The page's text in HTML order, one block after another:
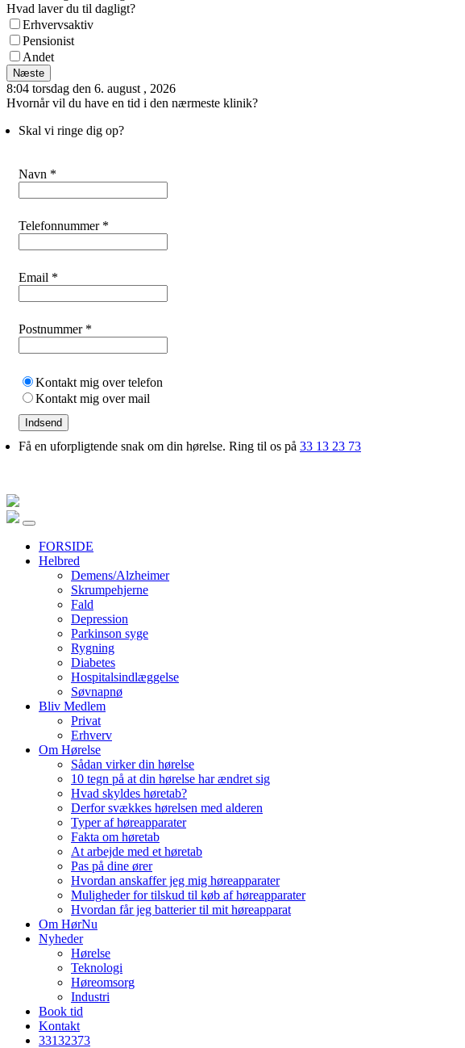
Hvad laver du til dagligt?
Erhvervsaktiv
Pensionist
Andet
Næste
8:04 torsdag den 6. august , 2026
Hvornår vil du have en tid i den nærmeste klinik?
Skal vi ringe dig op?
Navn *
Telefonnummer *
Email *
Postnummer *
Kontakt mig over telefon
Kontakt mig over mail
Indsend
Få en uforpligtende snak om din hørelse. Ring til os på 33 13 23 73
FORSIDE
Helbred
Demens/Alzheimer
Skrumpehjerne
Fald
Depression
Parkinson syge
Rygning
Diabetes
Hospitalsindlæggelse
Søvnapnø
Bliv Medlem
Privat
Erhverv
Om Hørelse
Sådan virker din hørelse
10 tegn på at din hørelse har ændret sig
Hvad skyldes høretab?
Derfor svækkes hørelsen med alderen
Typer af høreapparater
Fakta om høretab
At arbejde med et høretab
Pas på dine ører
Hvordan anskaffer jeg mig høreapparater
Muligheder for tilskud til køb af høreapparater
Hvordan får jeg batterier til mit høreapparat
Om HørNu
Nyheder
Hørelse
Teknologi
Høreomsorg
Industri
Book tid
Kontakt
33132373